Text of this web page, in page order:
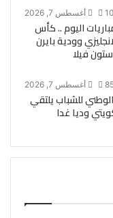
أغسطس 7, 2026
اليوم .. كأس
وودية بايرن
فيلا
أغسطس 7, 2026
للشباب يلتقي
وديا غدا